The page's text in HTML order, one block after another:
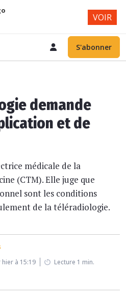
S'abonner
demande
et de
médicale de la
(CTM). Elle juge que
sont les conditions
de la téléradiologie.
à 15:19
Lecture 1 min.
VOIR